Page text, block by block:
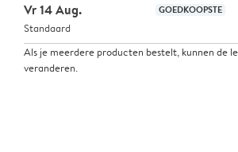
Vr 14 Aug.
GOEDKOOPSTE
Standaard
Als je meerdere producten bestelt, kunnen de
veranderen.